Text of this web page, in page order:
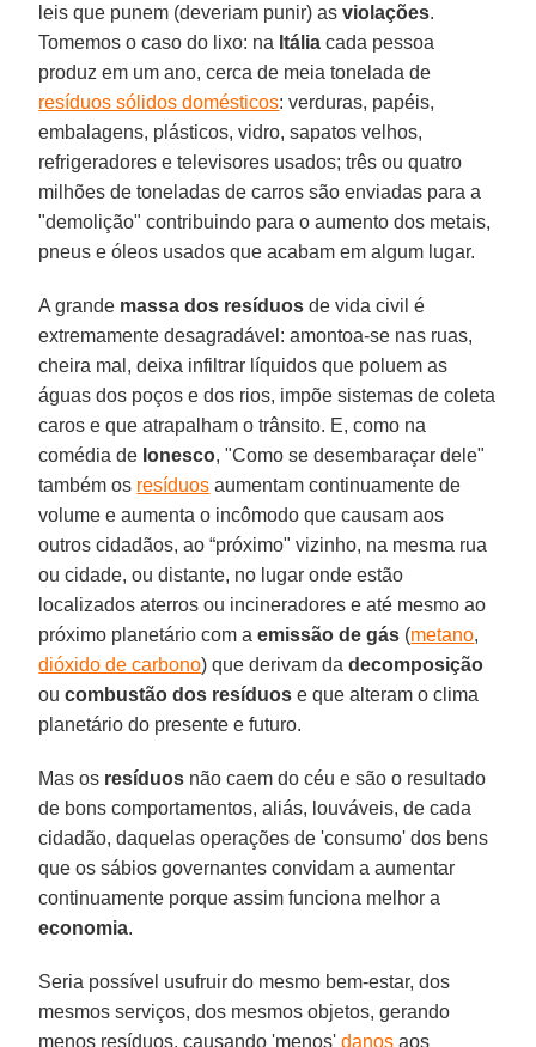
leis que punem (deveriam punir) asviolações.
Tomemos o caso do lixo: na Itália cada pessoa
produz em um ano, cerca de meia tonelada de
resíduos sólidos domésticos: verduras, papéis,
embalagens, plásticos, vidro, sapatos velhos,
refrigeradores e televisores usados; três ou quatro
milhões de toneladas de carros são enviadas para a
"demolição" contribuindo para o aumento dos metais,
pneus e óleos usados que acabam em algum lugar.
A grande massa dos resíduos de vida civil é
extremamente desagradável: amontoa-se nas ruas,
cheira mal, deixa infiltrar líquidos que poluem as
águas dos poços e dos rios, impõe sistemas de coleta
caros e que atrapalham o trânsito. E, como na
comédia de Ionesco, "Como se desembaraçar dele"
também os resíduos aumentam continuamente de
volume e aumenta o incômodo que causam aos
outros cidadãos, ao “próximo" vizinho, na mesma rua
ou cidade, ou distante, no lugar onde estão
localizados aterros ou incineradores e até mesmo ao
próximo planetário com aemissão de gás (metano,
dióxido de carbono) que derivam da decomposição
ou combustão dos resíduos e que alteram o clima
planetário do presente e futuro.
Mas os resíduos não caem do céu e são o resultado
de bons comportamentos, aliás, louváveis, de cada
cidadão, daquelas operações de 'consumo' dos bens
que os sábios governantes convidam a aumentar
continuamente porque assim funciona melhor a
economia.
Seria possível usufruir do mesmo bem-estar, dos
mesmos serviços, dos mesmos objetos, gerando
menos resíduos, causando 'menos'danos aos